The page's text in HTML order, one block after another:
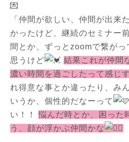
💌
「仲間が欲しい、仲間が出来
かったけど、継続のセミナー
間とか、ずっとzoomで繋が
思うけど
結果これが仲間
濃い時間を過ごしたって感じ
れ得意な事とか違ったり、み
いうか、個性的だなーって
い！！悩んだ時とか、困った
う、顔が浮かぶ仲間かな